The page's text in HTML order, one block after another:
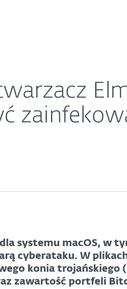
systemu macOS, w
cyberataku. W
konia trojańskiego
zawartość portfeli